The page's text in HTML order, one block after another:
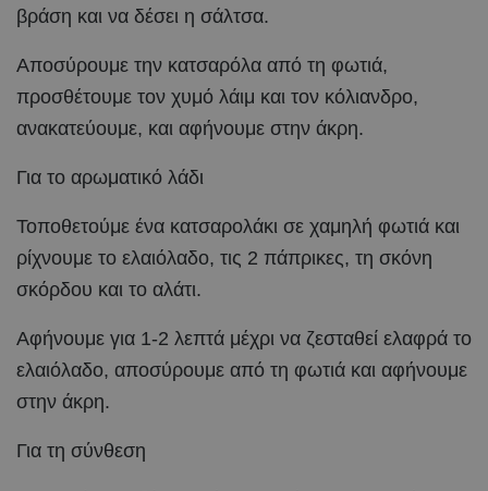
βράση και να δέσει η σάλτσα.
Αποσύρουμε την κατσαρόλα από τη φωτιά,
προσθέτουμε τον χυμό λάιμ και τον κόλιανδρο,
ανακατεύουμε, και αφήνουμε στην άκρη.
Για το αρωματικό λάδι
Τοποθετούμε ένα κατσαρολάκι σε χαμηλή φωτιά και
ρίχνουμε το ελαιόλαδο, τις 2 πάπρικες, τη σκόνη
σκόρδου και το αλάτι.
Αφήνουμε για 1-2 λεπτά μέχρι να ζεσταθεί ελαφρά το
ελαιόλαδο, αποσύρουμε από τη φωτιά και αφήνουμε
στην άκρη.
Για τη σύνθεση